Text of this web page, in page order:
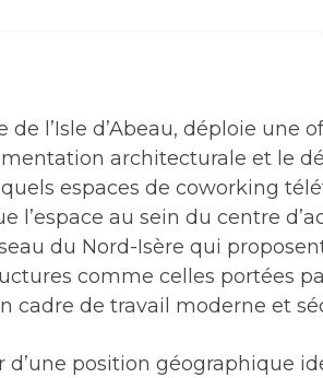
l’Isle d’Abeau, déploie une
architecturale et le
espaces de coworking
l’espace au sein du centre
du Nord-Isère qui
comme celles portées
cadre de travail moderne et
position géographique